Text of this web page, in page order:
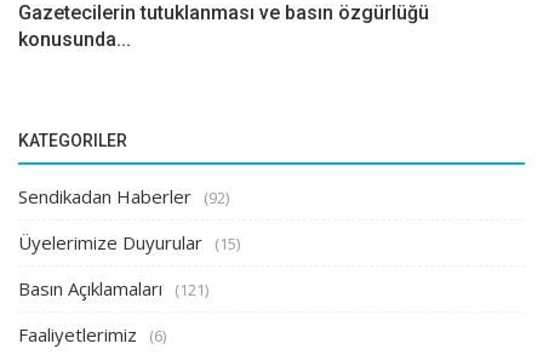
Gazetecilerin tutuklanması ve basın özgürlüğü
konusunda...
KATEGORILER
Sendikadan Haberler (92)
Üyelerimize Duyurular (15)
Basın Açıklamaları (121)
Faaliyetlerimiz (6)